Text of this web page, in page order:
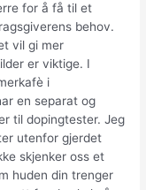
for å få til et
behov.
vil gi mer
er viktige. I
i
en separat og
til dopingtester. Jeg
utenfor gjerdet
skjenker oss et
huden din trenger